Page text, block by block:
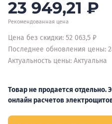
23 949,21 ₽
Рекомендованная цена
Цена без скидки: 52 063,5 ₽
Последнее обновления цены:
Актуальность цены: Актуальна
Товар не продается отдельно.
онлайн расчетов